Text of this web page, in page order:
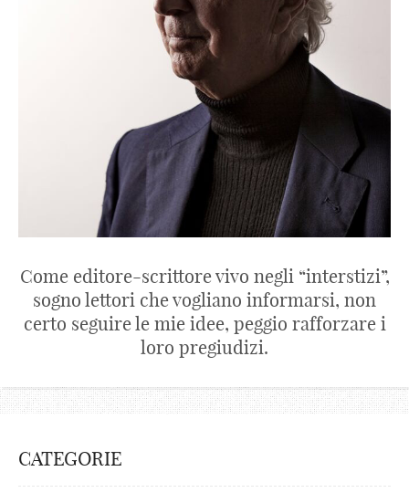
Come editore-scrittore vivo negli “interstizi”,
sogno lettori che vogliano informarsi, non
certo seguire le mie idee, peggio rafforzare i
loro pregiudizi.
CATEGORIE